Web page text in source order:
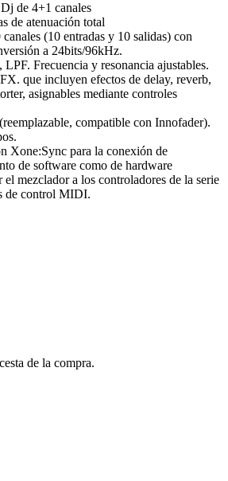
de 4+1 canales
de atenuación total
(10 entradas y 10 salidas) con
a 24bits/96kHz.
Frecuencia y resonancia ajustables.
que incluyen efectos de delay, reverb,
asignables mediante controles
compatible con Innofader).
Xone:Sync para la conexión de
de software como de hardware
mezclador a los controladores de la serie
de control MIDI.
de la compra.